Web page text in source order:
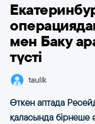
мен Баку
түсті
taulik
Өткен аптада
қаласында бірнеше